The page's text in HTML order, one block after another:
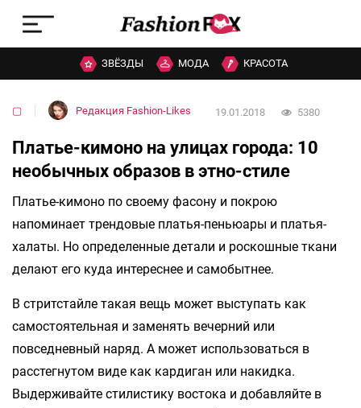
ЗВЁЗДЫ МОДА КРАСОТА
▢ Редакция Fashion-Likes 19.01.2018 5380
Платье-кимоно на улицах города: 10
необычных образов в этно-стиле
Платье-кимоно по своему фасону и покрою
напоминает трендовые платья-пеньюары и платья-
халаты. Но определенные детали и роскошные ткани
делают его куда интереснее и самобытнее.
В стритстайле такая вещь может выступать как
самостоятельная и заменять вечерний или
повседневный наряд. А может использоваться в
расстегнутом виде как кардиган или накидка.
Выдерживайте стилистику востока и добавляйте в